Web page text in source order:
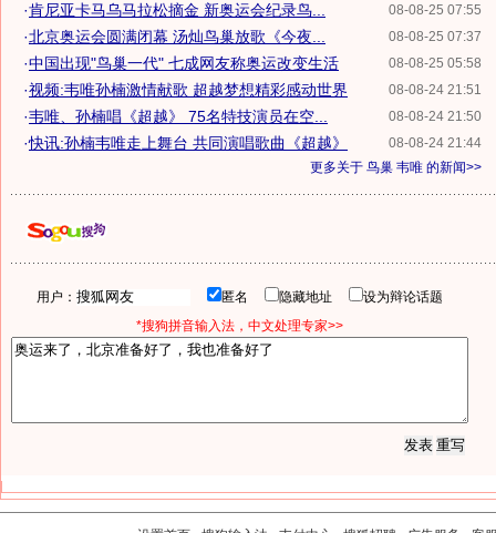
08-08-25 07:55
·肯尼亚卡马乌马拉松摘金 新奥运会纪录鸟...
08-08-25 07:37
·北京奥运会圆满闭幕 汤灿鸟巢放歌《今夜...
08-08-25 05:58
·中国出现"鸟巢一代" 七成网友称奥运改变生活
08-08-24 21:51
·视频:韦唯孙楠激情献歌 超越梦想精彩感动世界
08-08-24 21:50
·韦唯、孙楠唱《超越》 75名特技演员在空...
08-08-24 21:44
·快讯:孙楠韦唯走上舞台 共同演唱歌曲《超越》
更多关于 鸟巢 韦唯 的新闻>>
用户： 匿名 隐藏地址
设为辩论话题
*搜狗拼音输入法，中文处理专家>>